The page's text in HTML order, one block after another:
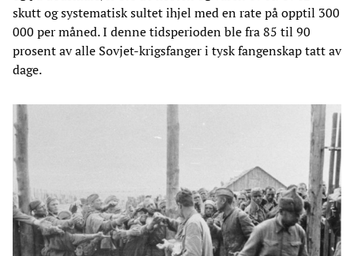
skutt og systematisk sultet ihjel med en rate på opptil 300
000 per måned. I denne tidsperioden ble fra 85 til 90
prosent av alle Sovjet-krigsfanger i tysk fangenskap tatt av
dage.